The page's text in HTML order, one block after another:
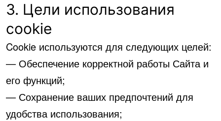
3. Цели использования
cookie
Cookie используются для следующих целей:
— Обеспечение корректной работы Сайта и
его функций;
— Сохранение ваших предпочтений для
удобства использования;